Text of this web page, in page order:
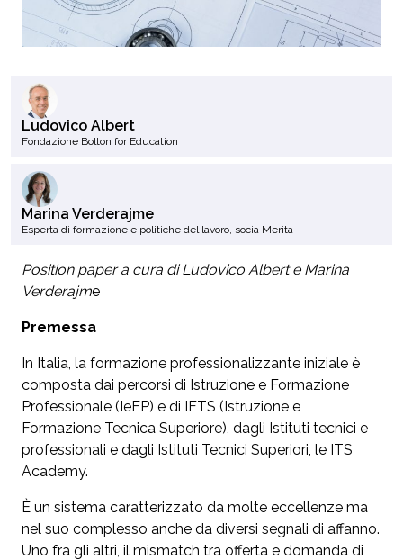
Ludovico Albert
Fondazione Bolton for Education
Marina Verderajme
Esperta di formazione e politiche del lavoro, socia Merita
Position paper a cura di Ludovico Albert e Marina
Verderajme
Premessa
In Italia, la formazione professionalizzante iniziale è
composta dai percorsi di Istruzione e Formazione
Professionale (IeFP) e di IFTS (Istruzione e
Formazione Tecnica Superiore), dagli Istituti tecnici e
professionali e dagli Istituti Tecnici Superiori, le ITS
Academy.
È un sistema caratterizzato da molte eccellenze ma
nel suo complesso anche da diversi segnali di affanno.
Uno fra gli altri, il mismatch tra offerta e domanda di